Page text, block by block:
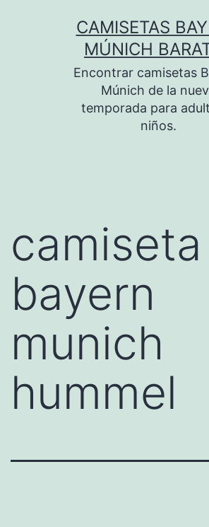
CAMISETAS
MÚNICH
Encontrar camisetas
Múnich de la
temporada para
niños.
bayern
munich
hummel